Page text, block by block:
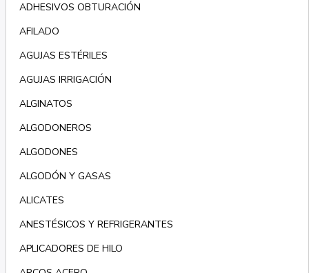
ADHESIVOS OBTURACIÓN
AFILADO
AGUJAS ESTÉRILES
AGUJAS IRRIGACIÓN
ALGINATOS
ALGODONEROS
ALGODONES
ALGODÓN Y GASAS
ALICATES
ANESTÉSICOS Y REFRIGERANTES
APLICADORES DE HILO